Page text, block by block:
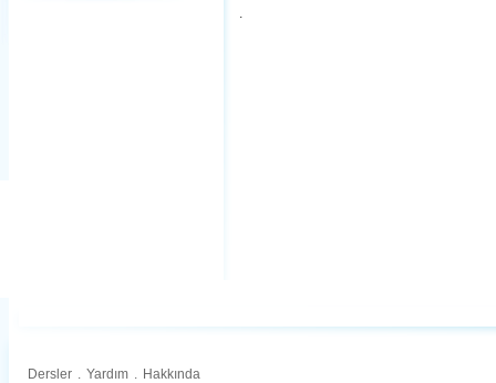
.
Dersler . Yardım . Hakkında